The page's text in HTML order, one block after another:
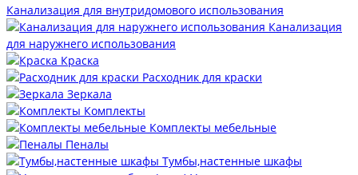
Канализация для внутридомового использования
Канализация
для наружнего использования
Краска
Расходник для краски
Зеркала
Комплекты
Комплекты мебельные
Пеналы
Тумбы,настенные шкафы